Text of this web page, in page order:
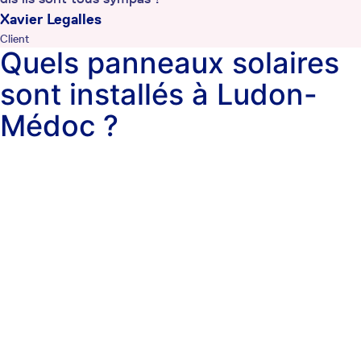
Xavier Legalles
Client
Quels panneaux solaires
sont installés à Ludon-
Médoc ?